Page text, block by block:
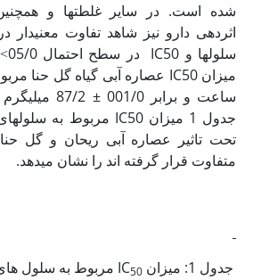
شده است. در سایر غلطت‏ها و
اثردهی دارو نیز شاهد تفاوت معنی‏دار
ساعت و برابر
متفاوت قرار گرفته اند را نشان می‫دهد.
جدول 1: میزان IC 50